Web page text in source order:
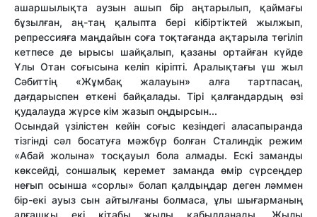
ашаршылықта аузын ашып бір аңтарылып, қаймағы
бұзылған, аң-таң қалыпта бері кібіртіктей жылжып,
репрессияға маңдайын соға тоқтағанда ақтарыла төгіліп
кетпесе де ырысы шайқалып, қазаны ортайған күйде
Ұлы Отан соғысына келіп кіріпті. Аралықтағы үш жыл
Сәбиттің «Жұмбақ жалауын» алға тартпасаң,
дағдарыспен өткені байқалады. Тірі қалғандардың өзі
қудалауда жүрсе кім жазып оңдырсын...
Осындай үзілістен кейін соғыс кезіндегі аласапыранда
тізгінді сәл босатуға мәжбүр болған Сталиндік режим
«Абай жолына» тосқауыл бола алмады. Ескі заманды
көксейді, соншалық керемет заманда өмір сүрсеңдер
неғып осынша «сорлы» болап қалдыңдар деген ләммен
бір-екі ауыз сын айтылғаны болмаса, ұлы шығарманың
алғашқы екі кітабы жылы қабылданады. Жылы